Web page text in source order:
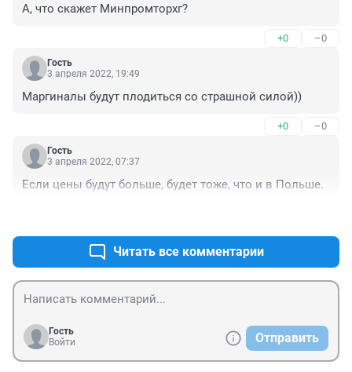
А, что скажет Минпромторхг?
+0 –0
Гость
3 апреля 2022, 19:49
Маргиналы будут плодиться со страшной силой))
+0 –0
Гость
3 апреля 2022, 07:37
Если цены будут больше, будет тоже, что и в Польше.
Читать все комментарии
Гость
Войти
Отправить